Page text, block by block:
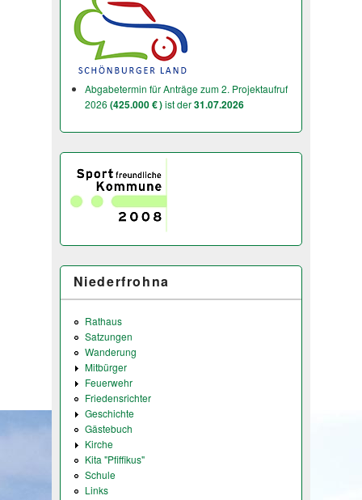
Abgabetermin für Anträge zum 2. Projektaufruf
2026 (425.000 € )ist der31.07.2026
Niederfrohna
Rathaus
Satzungen
Wanderung
Mitbürger
Feuerwehr
Friedensrichter
Geschichte
Gästebuch
Kirche
Kita "Pfiffikus"
Schule
Links